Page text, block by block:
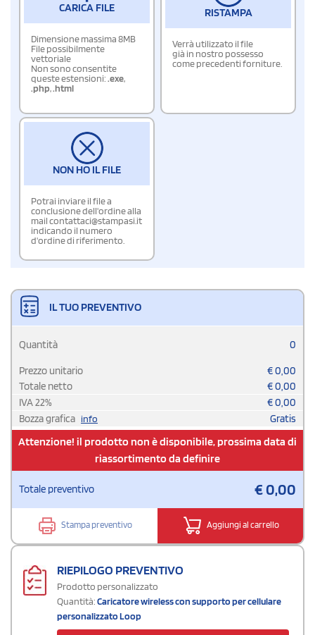
CARICA FILE
Dimensione massima 8MB
File possibilmente
vettoriale
Non sono consentite
queste estensioni:.exe,
.php,.html
RISTAMPA
Verrà utilizzato il file
già in nostro possesso
come precedenti forniture.
NON HO IL FILE
Potrai inviare il file a
conclusione dell'ordine alla
mail contattaci@stampasi.it
indicando il numero
d'ordine di riferimento.
IL TUO PREVENTIVO
Quantità 0
Prezzo unitario €0,00
Totale netto
€0,00
IVA22% €0,00
Bozza grafica info Gratis
Attenzione! il prodotto non è disponibile, prossima data di
riassortimento da definire
Totale preventivo €0,00
Stampa preventivo Aggiungi al carrello
RIEPILOGO PREVENTIVO
Prodotto personalizzato
Quantità:Caricatore wireless con supporto per cellulare
personalizzato Loop